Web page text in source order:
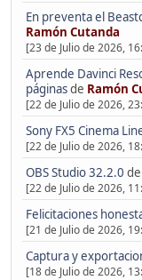
En preventa el
Ramón Cutanda
[23 de Julio de 2026,
Aprende Davinci
páginasde Ramón
[22 de Julio de 2026,
Sony FX5 Cinema
[22 de Julio de 2026,
OBS Studio 32.2.0 de
[22 de Julio de 2026,
Felicitaciones
[21 de Julio de 2026,
Captura y
[18 de Julio de 2026,